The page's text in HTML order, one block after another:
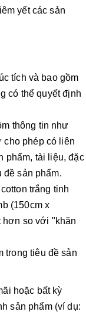
yết các sản
tích và bao gồm
có thể quyết định
thông tin như
phép có liên
phẩm, tài liệu, đặc
sản phẩm.
trắng tinh
(150cm x
hơn so với "khăn
trong tiêu đề sản
hoặc bất kỳ
sản phẩm (ví dụ: